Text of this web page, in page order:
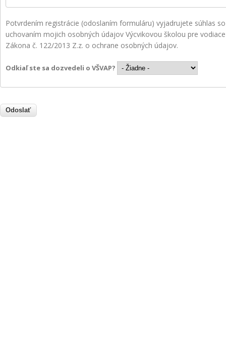
Potvrdením registrácie (odoslaním formuláru) vyjadrujete súhlas
uchovaním mojich osobných údajov Výcvikovou školou pre
Zákona č. 122/2013 Z.z. o ochrane osobných údajov.
Odkiaľ ste sa dozvedeli o VŠVAP?